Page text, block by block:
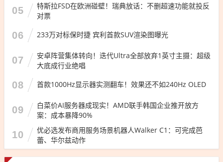
05
特斯拉FSD在欧洲碰壁！瑞典放话：不删超速功能就投反
对票
06 233万对标保时捷 宾利首款SUV渲染图曝光
07
安卓阵营集体转向！迭代Ultra全部放弃1英寸主摄：超级
大底成行业绝唱
08 首款1000Hz显示器实测翻车！效果还不如240Hz OLED
09
白菜价AI服务器成现实！AMD联手韩国企业推开放方
案：成本暴降90%
10
优必选发布商用服务场景机器人Walker C1：可完成芭
蕾、华尔兹动作